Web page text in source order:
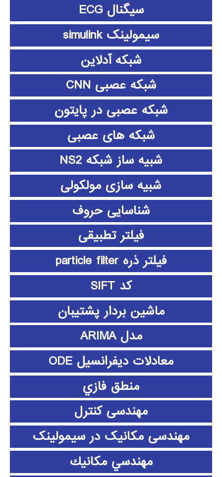
سیگنال ECG
سیمولینک simulink
شبکه آدلاین
شبکه عصبی CNN
شبکه عصبی در پایتون
شبکه های عصبی
شبیه ساز شبکه NS2
شبیه سازی مولکولی
شناسایی حروف
فیلتر تطبیقی
فیلتر ذره particle filter
کد SIFT
ماشین بردار پشتیبان
مدل ARIMA
معادلات دیفرانسیل ODE
منطق فازي
مهندسی کنترل
مهندسی مکانیک در سیمولینک
مهندسي مكانيك